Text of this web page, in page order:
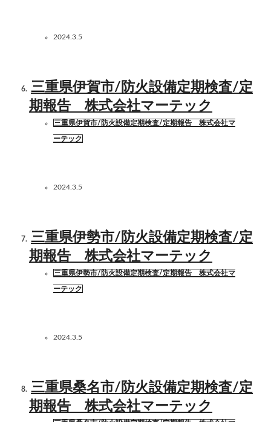
2024.3.5
三重県伊賀市/防火設備定期検査/定
期報告 株式会社マーテック
三重県伊賀市/防火設備定期検査/定期報告 株式会社マ
ーテック
2024.3.5
三重県伊勢市/防火設備定期検査/定
期報告 株式会社マーテック
三重県伊勢市/防火設備定期検査/定期報告 株式会社マ
ーテック
2024.3.5
三重県桑名市/防火設備定期検査/定
期報告 株式会社マーテック